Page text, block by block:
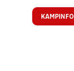
KAMPINFO